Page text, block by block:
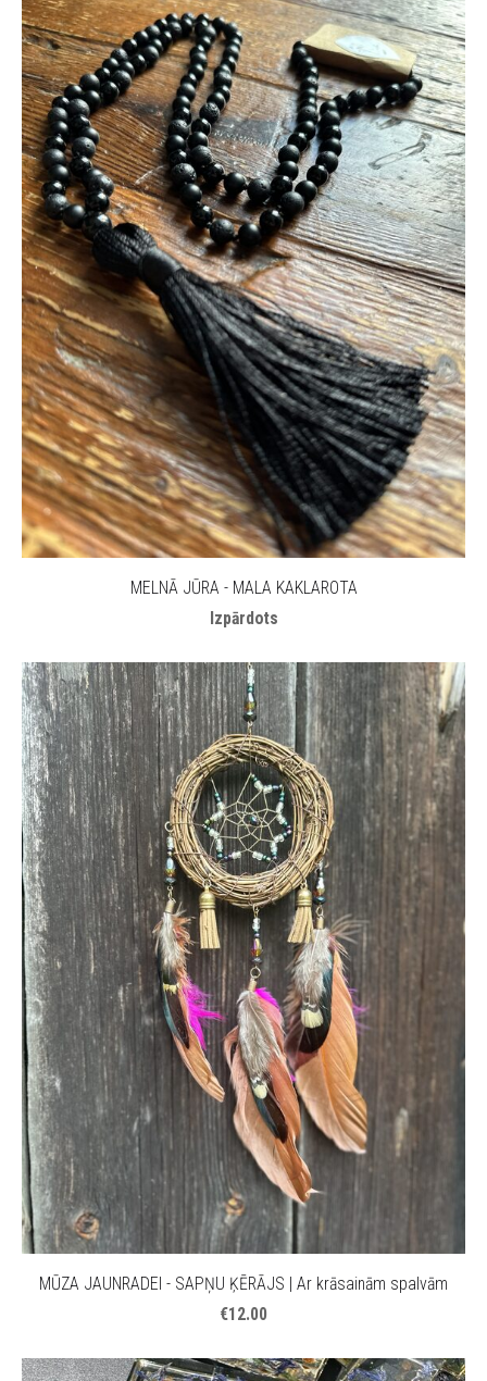
MELNĀ JŪRA - MALA KAKLAROTA
Izpārdots
MŪZA JAUNRADEI - SAPŅU ĶĒRĀJS | Ar krāsainām spalvām
€12.00